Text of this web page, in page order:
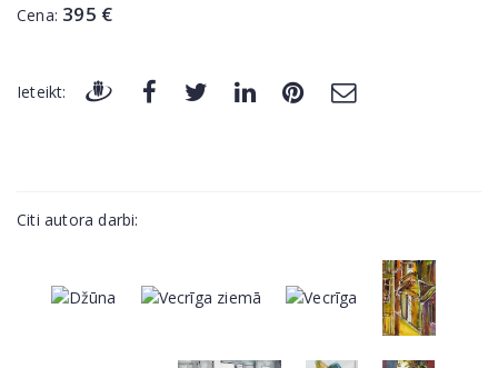
Cena: 395 €
Ieteikt:
Citi autora darbi: